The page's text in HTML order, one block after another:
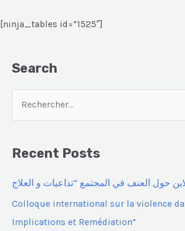
[ninja_tables id=”1525″]
Search
e
r
c
Recent Posts
Colloque international sur la violence
Implications et Remédiation”